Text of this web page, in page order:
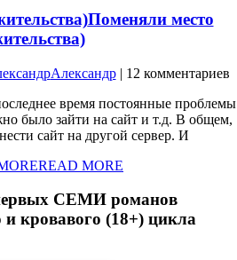
Поменяли место
Александр | 12 комментариев
время постоянные проблемы
было зайти на сайт и т.д. В общем,
сайт на другой сервер. И
READ MORE
СЕМИ романов
и кровавого (18+) цикла